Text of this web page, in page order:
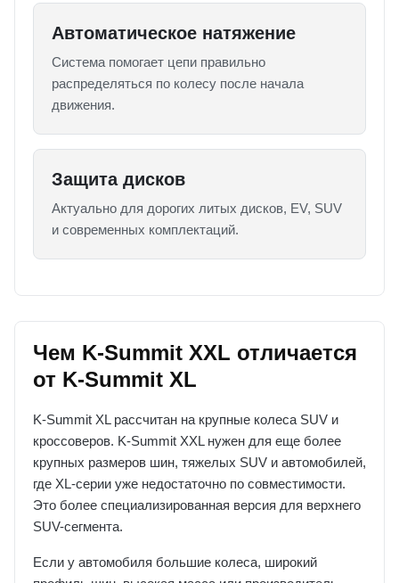
Автоматическое натяжение
Система помогает цепи правильно
распределяться по колесу после начала
движения.
Защита дисков
Актуально для дорогих литых дисков, EV, SUV
и современных комплектаций.
Чем K-Summit XXL отличается
от K-Summit XL
K-Summit XL рассчитан на крупные колеса SUV и
кроссоверов. K-Summit XXL нужен для еще более
крупных размеров шин, тяжелых SUV и автомобилей,
где XL-серии уже недостаточно по совместимости.
Это более специализированная версия для верхнего
SUV-сегмента.
Если у автомобиля большие колеса, широкий